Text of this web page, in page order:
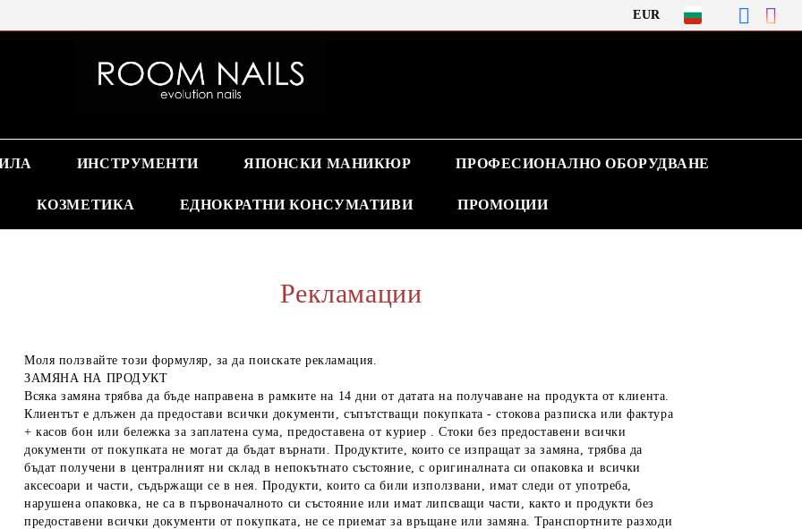
EUR
ИНСТРУМЕНТИ ЯПОНСКИ МАНИКЮР ПРОФЕСИОНАЛНО ОБОРУДВАНЕ
КОЗМЕТИКА ЕДНОКРАТНИ КОНСУМАТИВИ ПРОМОЦИИ
Рекламации
Моля ползвайте този формуляр, за да поискате рекламация.
ЗАМЯНА НА ПРОДУКТ
Всяка замяна трябва да бъде направена в рамките на 14 дни от датата на получаване на продукта от клиента.
Клиентът е длъжен да предостави всички документи, съпътстващи покупката - стокова разписка или фактура
+ касов бон или бележка за заплатена сума, предоставена от куриер . Стоки без предоставени всички
документи от покупката не могат да бъдат върнати. Продуктите, които се изпращат за замяна, трябва да
бъдат получени в централният ни склад в непокътнато състояние, с оригиналната си опаковка и всички
аксесоари и части, съдържащи се в нея. Продукти, които са били използвани, имат следи от употреба,
нарушена опаковка, не са в първоначалното си състояние или имат липсващи части, както и продукти без
предоставени всички документи от покупката, не се приемат за връщане или замяна. Транспортните разходи